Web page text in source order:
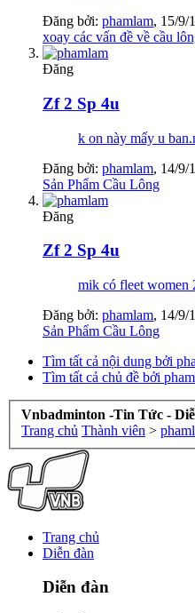
Đăng bởi: phamlam, 15/9/
xoay các vấn đề về cầu
Đăng
Zf 2 Sp 4u
k on này mấy u
Đăng bởi: phamlam, 14/9/
Sản Phẩm Cầu Lông
Đăng
Zf 2 Sp 4u
mik có fleet women
Đăng bởi: phamlam, 14/9/
Sản Phẩm Cầu Lông
Tìm tất cả nội dung bởi
Tìm tất cả chủ đề bởi
Vnbadminton -Tin Tức -
Trang chủ Thành viên >
Trang chủ
Diễn đàn
Diễn đàn